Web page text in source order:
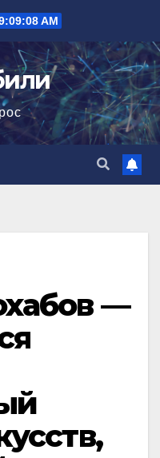
AM
—